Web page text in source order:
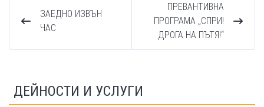
ЗАЕДНО ИЗВЪН
ЧАС
ПРЕВАНТИВНА
ПРОГРАМА „СПРИ!
ДРОГА НА ПЪТЯ!“
ДЕЙНОСТИ И УСЛУГИ